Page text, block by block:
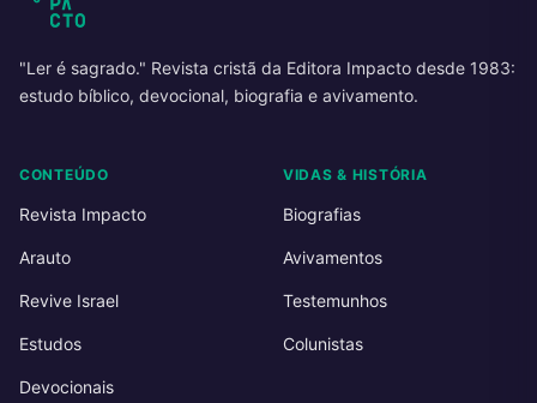
"Ler é sagrado." Revista cristã da Editora Impacto desde 1983:
estudo bíblico, devocional, biografia e avivamento.
CONTEÚDO
Revista Impacto
Arauto
Revive Israel
Estudos
Devocionais
VIDAS & HISTÓRIA
Biografias
Avivamentos
Testemunhos
Colunistas